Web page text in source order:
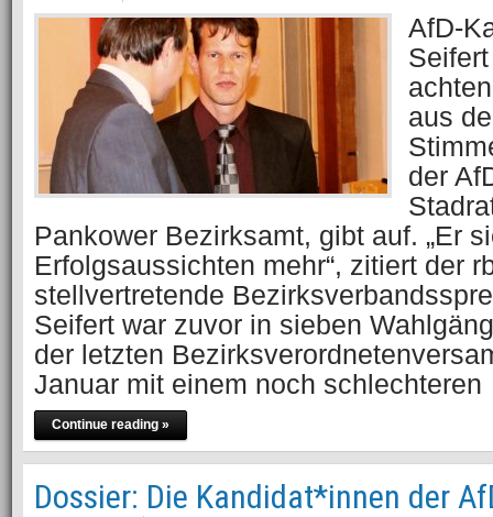
AfD-
aus
der
Pankower Bezirksamt, gibt auf. „Er
Erfolgsaussichten mehr“, zitiert der
stellvertretende
Seifert war zuvor in sieben
der letzten
Januar mit einem noch
Continue reading »
Dossier: Die Kandidat*innen der